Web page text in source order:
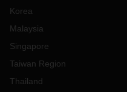
Korea
Malaysia
Singapore
Taiwan Region
Thailand